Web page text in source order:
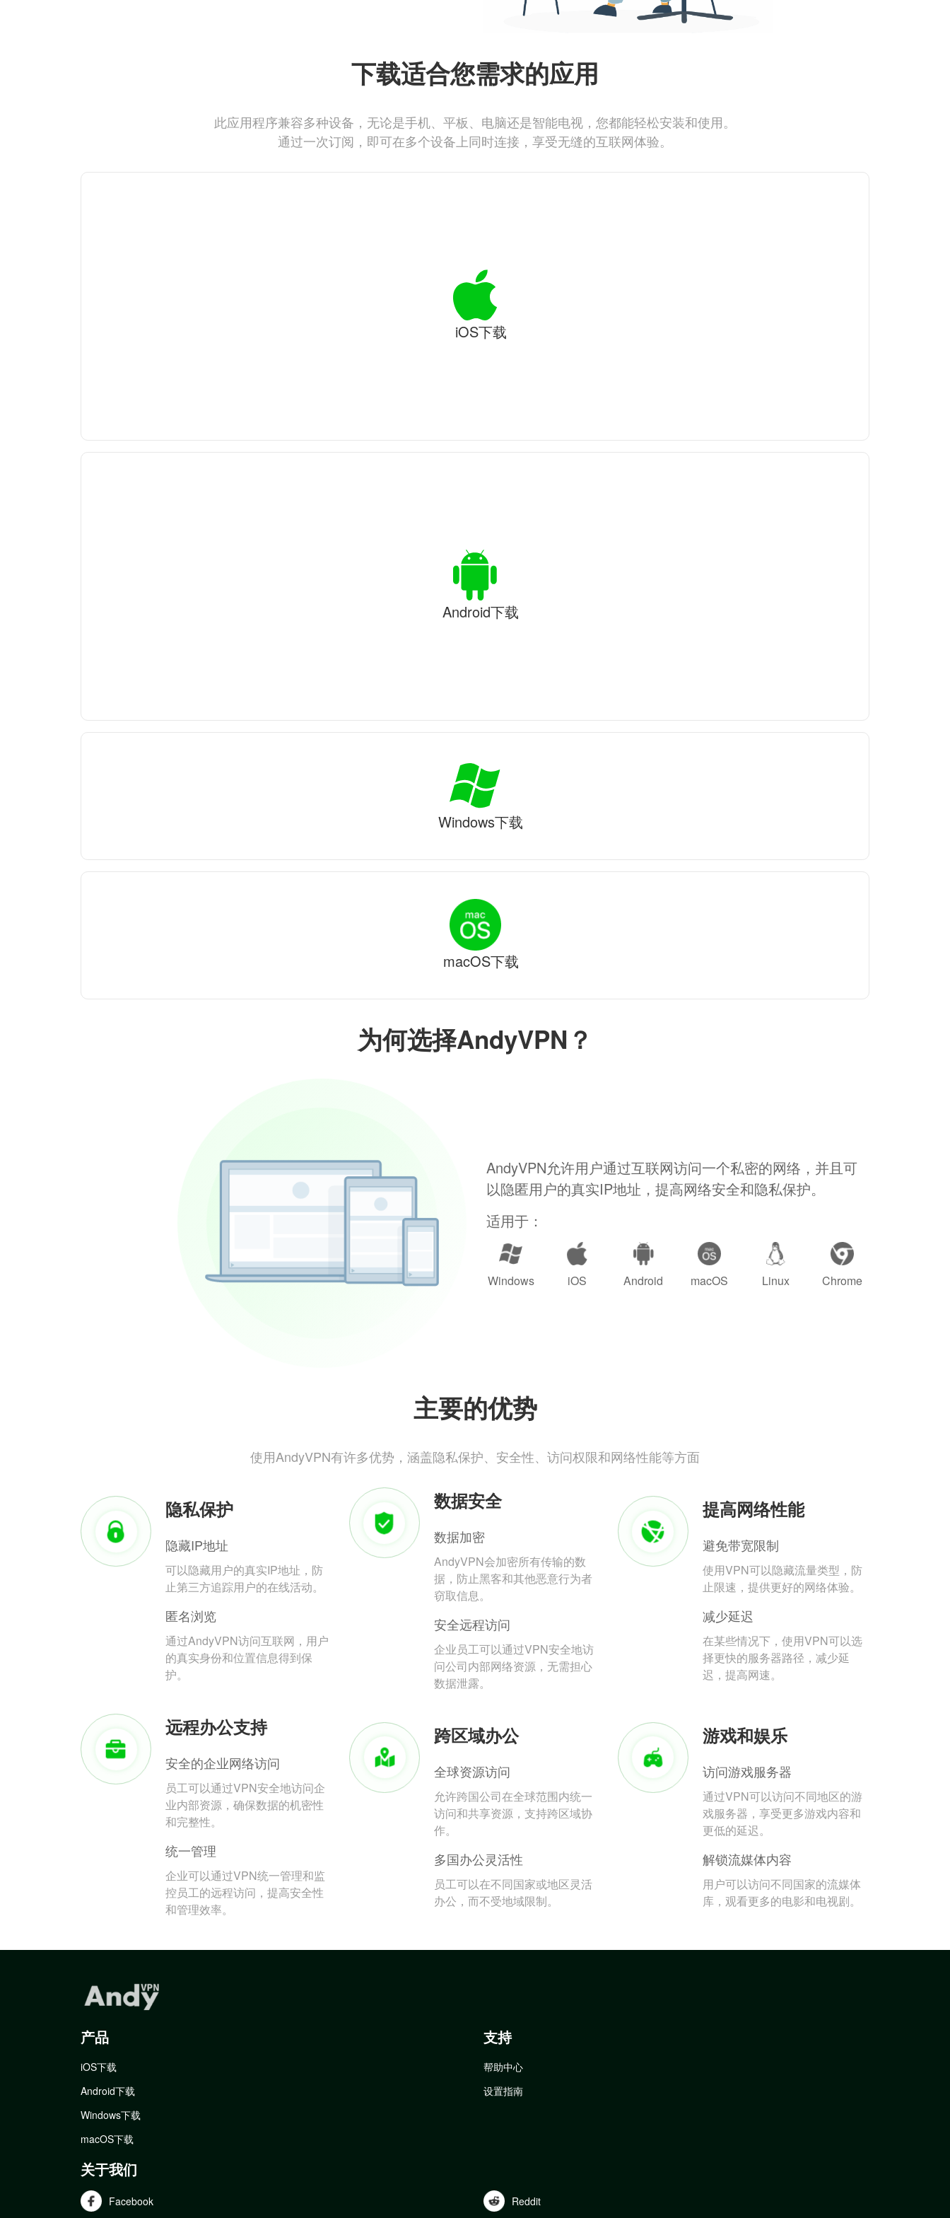
为何选择AndyVPN？
AndyVPN允许用户通过互联网访问一个私密的网络，并且可
以隐匿用户的真实IP地址，提高网络安全和隐私保护。
适用于：
Windows iOS Android macOS Linux Chrome
主要的优势
使用AndyVPN有许多优势，涵盖隐私保护、安全性、访问权限和网络性能等方面
隐私保护
隐藏IP地址
可以隐藏用户的真实IP地址，防
止第三方追踪用户的在线活动。
匿名浏览
通过AndyVPN访问互联网，用户
的真实身份和位置信息得到保
护。
数据安全
数据加密
AndyVPN会加密所有传输的数
据，防止黑客和其他恶意行为者
窃取信息。
安全远程访问
企业员工可以通过VPN安全地访
问公司内部网络资源，无需担心
数据泄露。
提高网络性能
避免带宽限制
使用VPN可以隐藏流量类型，防
止限速，提供更好的网络体验。
减少延迟
在某些情况下，使用VPN可以选
择更快的服务器路径，减少延
迟，提高网速。
远程办公支持
安全的企业网络访问
员工可以通过VPN安全地访问企
业内部资源，确保数据的机密性
和完整性。
统一管理
企业可以通过VPN统一管理和监
控员工的远程访问，提高安全性
和管理效率。
跨区域办公
全球资源访问
允许跨国公司在全球范围内统一
访问和共享资源，支持跨区域协
作。
多国办公灵活性
员工可以在不同国家或地区灵活
办公，而不受地域限制。
游戏和娱乐
访问游戏服务器
通过VPN可以访问不同地区的游
戏服务器，享受更多游戏内容和
更低的延迟。
解锁流媒体内容
用户可以访问不同国家的流媒体
库，观看更多的电影和电视剧。
下载适合您需求的应用
此应用程序兼容多种设备，无论是手机、平板、电脑还是智能电视，您都能轻松安装和使用。
通过一次订阅，即可在多个设备上同时连接，享受无缝的互联网体验。
iOS下载
Android下载
Windows下载
macOS下载
产品
iOS下载
Android下载
Windows下载
macOS下载
支持
帮助中心
设置指南
关于我们
Facebook Reddit